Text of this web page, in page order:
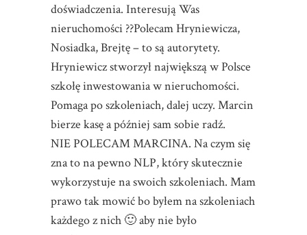
doświadczenia. Interesują Was
nieruchomości ??Polecam Hryniewicza,
Nosiadka, Brejtę – to są autorytety.
Hryniewicz stworzył największą w Polsce
szkołę inwestowania w nieruchomości.
Pomaga po szkoleniach, dalej uczy. Marcin
bierze kasę a później sam sobie radź.
NIE POLECAM MARCINA. Na czym się
zna to na pewno NLP, który skutecznie
wykorzystuje na swoich szkoleniach. Mam
prawo tak mowić bo byłem na szkoleniach
każdego z nich 🙂 aby nie było